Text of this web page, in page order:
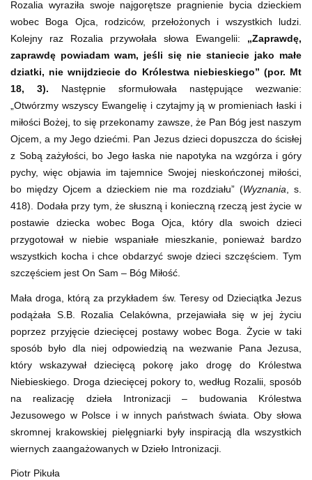
Rozalia wyraziła swoje najgorętsze pragnienie bycia dzieckiem
wobec Boga Ojca, rodziców, przełożonych i wszystkich ludzi.
Kolejny raz Rozalia przywołała słowa Ewangelii: „Zaprawdę,
zaprawdę powiadam wam, jeśli się nie staniecie jako małe
dziatki, nie wnijdziecie do Królestwa niebieskiego” (por. Mt
18, 3). Następnie sformułowała następujące wezwanie:
„Otwórzmy wszyscy Ewangelię i czytajmy ją w promieniach łaski i
miłości Bożej, to się przekonamy zawsze, że Pan Bóg jest naszym
Ojcem, a my Jego dziećmi. Pan Jezus dzieci dopuszcza do ścisłej
z Sobą zażyłości, bo Jego łaska nie napotyka na wzgórza i góry
pychy, więc objawia im tajemnice Swojej nieskończonej miłości,
bo między Ojcem a dzieckiem nie ma rozdziału” (Wyznania, s.
418). Dodała przy tym, że słuszną i konieczną rzeczą jest życie w
postawie dziecka wobec Boga Ojca, który dla swoich dzieci
przygotował w niebie wspaniałe mieszkanie, ponieważ bardzo
wszystkich kocha i chce obdarzyć swoje dzieci szczęściem. Tym
szczęściem jest On Sam – Bóg Miłość.
Mała droga, którą za przykładem św. Teresy od Dzieciątka Jezus
podążała S.B. Rozalia Celakówna, przejawiała się w jej życiu
poprzez przyjęcie dziecięcej postawy wobec Boga. Życie w taki
sposób było dla niej odpowiedzią na wezwanie Pana Jezusa,
który wskazywał dziecięcą pokorę jako drogę do Królestwa
Niebieskiego. Droga dziecięcej pokory to, według Rozalii, sposób
na realizację dzieła Intronizacji – budowania Królestwa
Jezusowego w Polsce i w innych państwach świata. Oby słowa
skromnej krakowskiej pielęgniarki były inspiracją dla wszystkich
wiernych zaangażowanych w Dzieło Intronizacji.
Piotr Pikuła